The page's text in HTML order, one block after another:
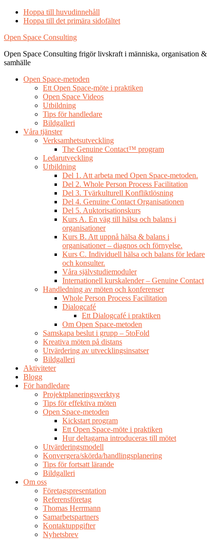
Hoppa till huvudinnehåll
Hoppa till det primära sidofältet
Open Space Consulting
Open Space Consulting frigör livskraft i människa, organisation &
samhälle
Open Space-metoden
Ett Open Space-möte i praktiken
Open Space Videos
Utbildning
Tips för handledare
Bildgalleri
Våra tjänster
Verksamhetsutveckling
The Genuine Contact™ program
Ledarutveckling
Utbildning
Del 1. Att arbeta med Open Space-metoden.
Del 2. Whole Person Process Facilitation
Del 3. Tvärkulturell Konfliktlösning
Del 4. Genuine Contact Organisationen
Del 5. Auktorisationskurs
Kurs A. En väg till hälsa och balans i
organisationer
Kurs B. Att uppnå hälsa & balans i
organisationer – diagnos och förnyelse.
Kurs C. Individuell hälsa och balans för ledare
och konsulter.
Våra självstudiemoduler
Internationell kurskalender – Genuine Contact
Handledning av möten och konferenser
Whole Person Process Facilitation
Dialogcafé
Ett Dialogcafé i praktiken
Om Open Space-metoden
Samskapa beslut i grupp – 5toFold
Kreativa möten på distans
Utvärdering av utvecklingsinsatser
Bildgalleri
Aktiviteter
Blogg
För handledare
Projektplaneringsverktyg
Tips för effektiva möten
Open Space-metoden
Kickstart program
Ett Open Space-möte i praktiken
Hur deltagarna introduceras till mötet
Utvärderingsmodell
Konvergera/skörda/handlingsplanering
Tips för fortsatt lärande
Bildgalleri
Om oss
Företagspresentation
Referensföretag
Thomas Herrmann
Samarbetspartners
Kontaktuppgifter
Nyhetsbrev